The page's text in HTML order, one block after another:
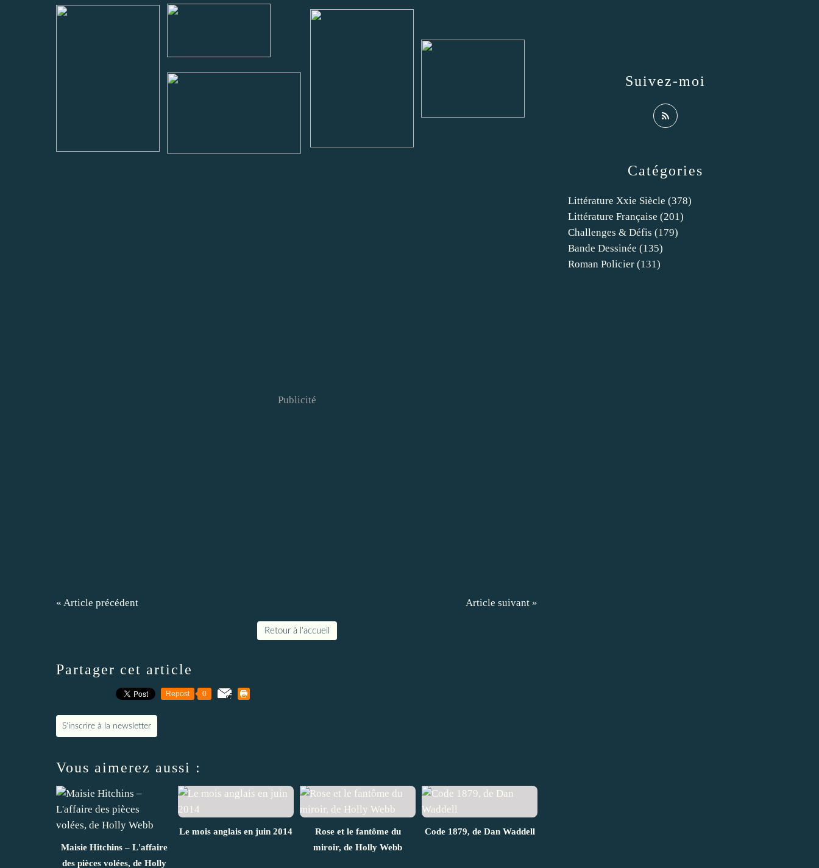
Publicité
« Article précédent Article suivant »
Retour à l'accueil
Partager cet article
Repost 0
S'inscrire à la newsletter
Vous aimerez aussi :
Maisie Hitchins – L'affaire
des pièces volées, de Holly
Le mois anglais en juin 2014
Rose et le fantôme du
miroir, de Holly Webb
Code 1879, de Dan Waddell
Catégories
Littérature Xxie Siècle (378)
Littérature Française (201)
Challenges & Défis (179)
Bande Dessinée (135)
Roman Policier (131)
Suivez-moi